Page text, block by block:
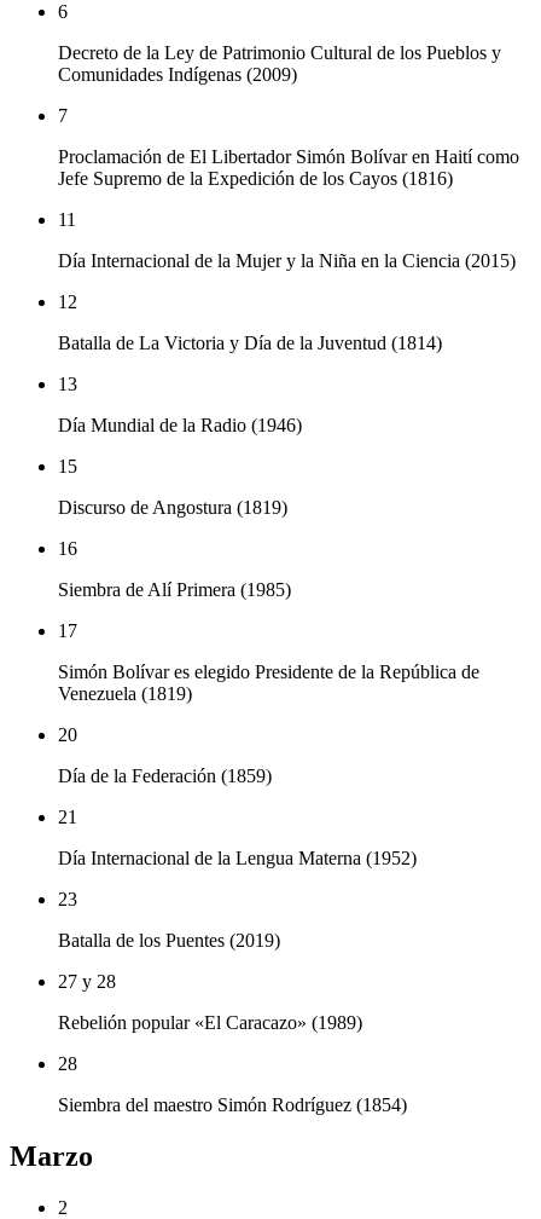
6
Decreto de la Ley de Patrimonio Cultural de los Pueblos y
Comunidades Indígenas (2009)
7
Proclamación de El Libertador Simón Bolívar en Haití como
Jefe Supremo de la Expedición de los Cayos (1816)
11
Día Internacional de la Mujer y la Niña en la Ciencia (2015)
12
Batalla de La Victoria y Día de la Juventud (1814)
13
Día Mundial de la Radio (1946)
15
Discurso de Angostura (1819)
16
Siembra de Alí Primera (1985)
17
Simón Bolívar es elegido Presidente de la República de
Venezuela (1819)
20
Día de la Federación (1859)
21
Día Internacional de la Lengua Materna (1952)
23
Batalla de los Puentes (2019)
27 y 28
Rebelión popular «El Caracazo» (1989)
28
Siembra del maestro Simón Rodríguez (1854)
Marzo
2